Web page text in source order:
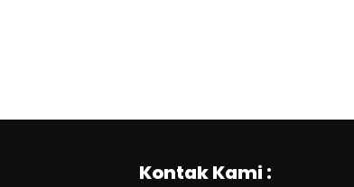
Kontak Kami :